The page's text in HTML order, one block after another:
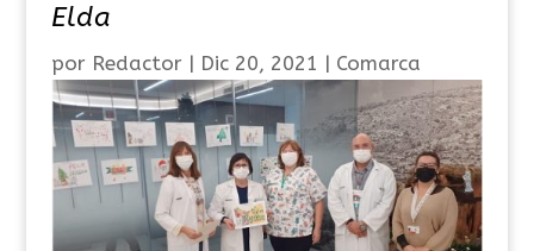
Elda
por Redactor| Dic 20, 2021 | Comarca